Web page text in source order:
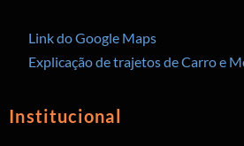
Link do Google Maps
Explicação de trajetos de Carro e
Institucional